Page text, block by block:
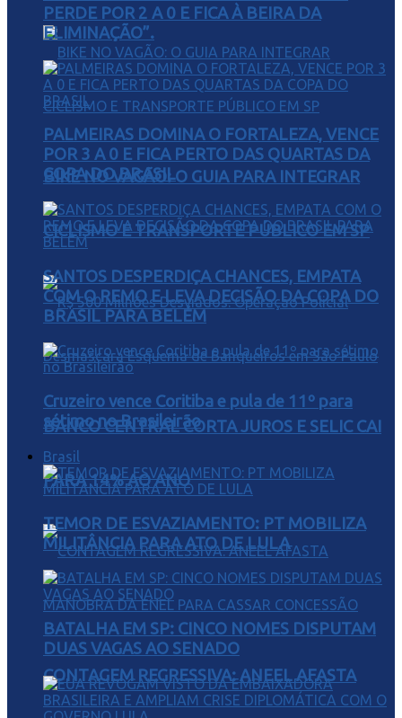
BIKE NO VAGÃO: O GUIA PARA INTEGRAR
CICLISMO E TRANSPORTE PÚBLICO EM SP
BANCO CENTRAL CORTA JUROS E SELIC CAI
PARA 14% AO ANO
CONTAGEM REGRESSIVA: ANEEL AFASTA
PERDE POR 2 A 0 E FICA À BEIRA DA
ELIMINAÇÃO”.
PALMEIRAS DOMINA O FORTALEZA, VENCE
POR 3 A 0 E FICA PERTO DAS QUARTAS DA
COPA DO BRASIL
SANTOS DESPERDIÇA CHANCES, EMPATA
COM O REMO E LEVA DECISÃO DA COPA DO
BRASIL PARA BELÉM
Cruzeiro vence Coritiba e pula de 11º para
sétimo no Brasileirão
Brasil
TEMOR DE ESVAZIAMENTO: PT MOBILIZA
MILITÂNCIA PARA ATO DE LULA
BATALHA EM SP: CINCO NOMES DISPUTAM
DUAS VAGAS AO SENADO